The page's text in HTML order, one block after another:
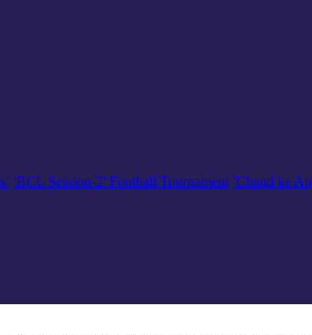
'BCL Session-2' Football Tournament 'Chand ke